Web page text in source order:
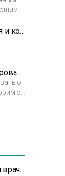
Рубцы: методы лечения и коррекции
и
Рубцы: процесс формирования и заживления. Предупреждение деформации
о
о
О келоидных рубцах. Гл.врач Николаева-Федорова Анжелика Владимировна